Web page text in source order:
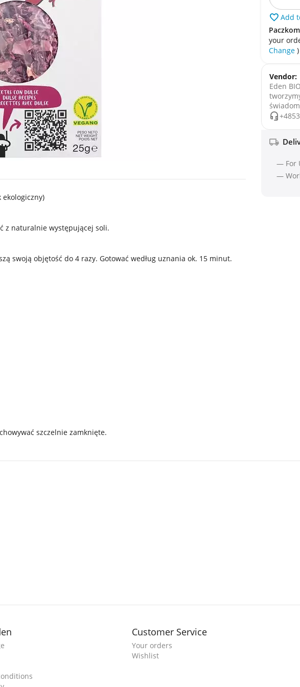
Add
your
Change )
Vendor:
Eden
— For
—
z naturalnie występującej soli.
swoją objętość do 4 razy. Gotować według uznania ok. 15 minut.
szczelnie zamknięte.
Customer Service
Your orders
Wishlist